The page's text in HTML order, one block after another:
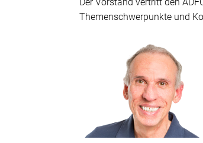
Themenschwerpunkte und